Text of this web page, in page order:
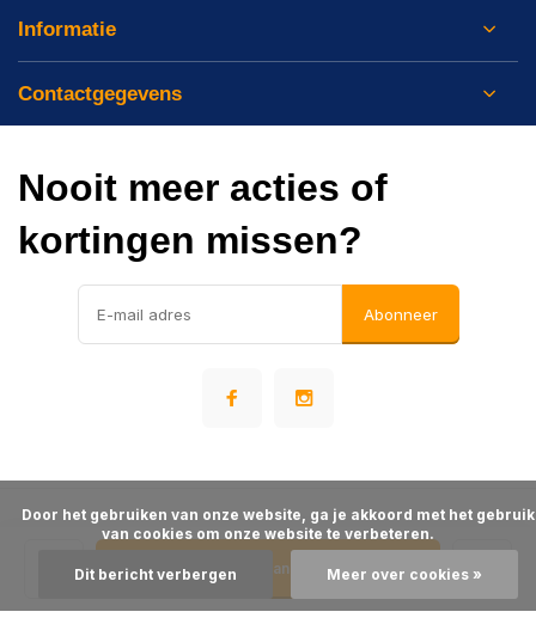
Toevoegen aan winkelwagen
Informatie
Contactgegevens
Nooit meer acties of
kortingen missen?
Abonneer
Algemene voorwaarden Disclaimer Privacy Policy Sitemap
© Warehousesupply- Theme made byWebdinge
van cookies om onze website te verbeteren.
Dit bericht verbergen Meer over cookies »